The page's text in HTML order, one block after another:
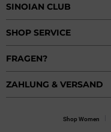
SINOIAN CLUB
SHOP SERVICE
FRAGEN?
ZAHLUNG & VERSAND
Shop Women